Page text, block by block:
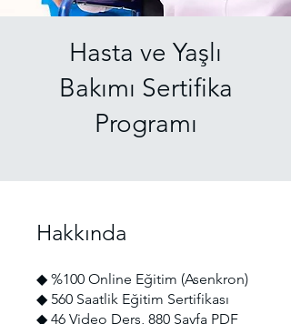
Hasta ve Yaşlı
Bakımı Sertifika
Programı
Hakkında
◆ %100 Online Eğitim (Asenkron)
◆ 560 Saatlik Eğitim Sertifikası
◆ 46 Video Ders, 880 Sayfa PDF